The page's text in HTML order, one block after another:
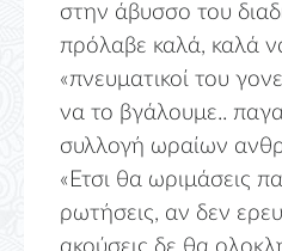
στην άβυσσο του
πρόλαβε καλά, καλά
«πνευματικοί του
να το βγάλουμε..
συλλογή ωραίων
«Ετσι θα ωριμάσεις
ρωτήσεις, αν δεν